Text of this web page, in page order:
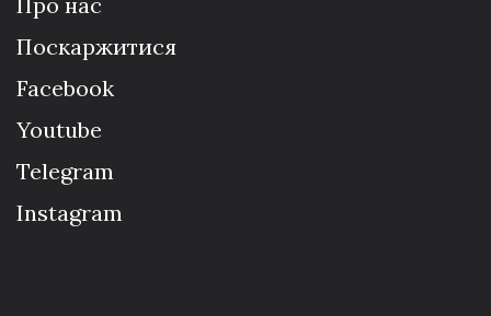
Поскаржитися
Facebook
Youtube
Telegram
Instagram